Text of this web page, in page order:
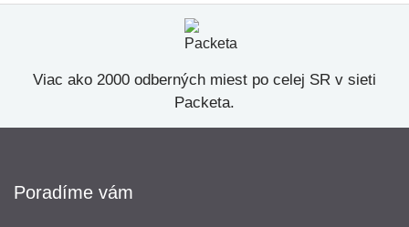
Viac ako 2000 odberných miest po celej SR v sieti
Packeta.
Poradíme vám